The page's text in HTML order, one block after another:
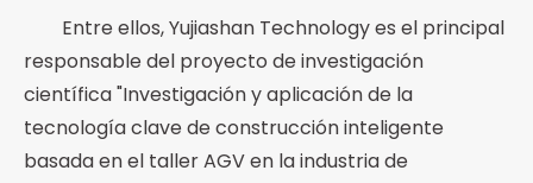
Entre ellos, Yujiashan Technology es el principal
responsable del proyecto de investigación
científica "Investigación y aplicación de la
tecnología clave de construcción inteligente
basada en el taller AGV en la industria de